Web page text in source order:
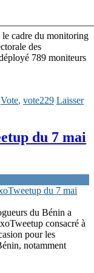
cadre du monitoring
des
789 moniteurs
Vote, vote229 Laisser
du 7 mai
du Bénin a
consacré à
pour les
notamment